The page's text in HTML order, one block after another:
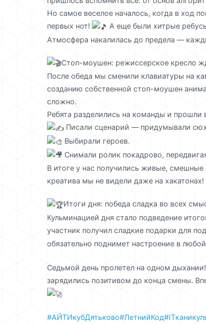
Но самое веселое началось, когда в ход
первых нот!
А еще были хитрые
Атмосфера накалилась до предела —
Стоп-моушен: режиссерское кресло
После обеда мы сменили клавиатуры на
созданию собственной стоп-моушен
сложно.
Ребята разделились на команды и прошли
Писали сценарий — придумывали
Выбирали героев.
Снимали ролик покадрово,
В итоге у нас получились живые,
креатива мы не видели даже на хакатонах!
Итоги дня: победа сладка во всех
Кульминацией дня стало подведение
участник получил сладкие подарки для
обязательно поднимет настроение в
Седьмой день пролетел на одном
зарядились позитивом до конца смены.
#АЙТИкубДятьково#ЛетнийКод